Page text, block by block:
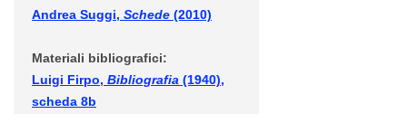
Andrea Suggi, Schede (2010)
Materiali bibliografici:
Luigi Firpo, Bibliografia (1940),
scheda 8b